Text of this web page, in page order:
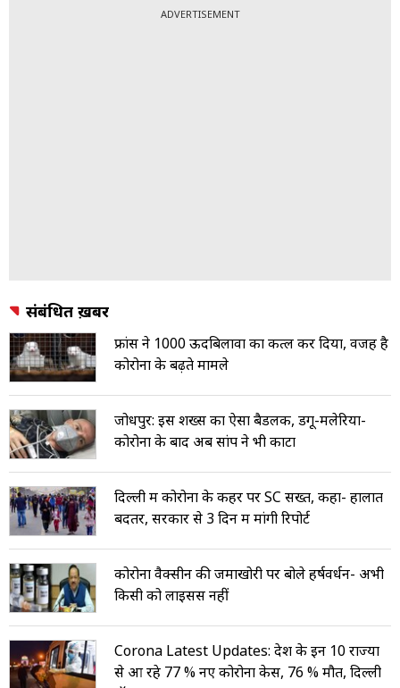
ADVERTISEMENT
संबंधित ख़बरें
फ्रांस ने 1000 ऊदबिलावों का कत्ल कर दिया, वजह है
कोरोना के बढ़ते मामले
जोधपुर: इस शख्स का ऐसा बैडलक, डेंगू-मलेरिया-
कोरोना के बाद अब सांप ने भी काटा
दिल्ली में कोरोना के कहर पर SC सख्त, कहा- हालात
बदतर, सरकार से 3 दिन में मांगी रिपोर्ट
कोरोना वैक्सीन की जमाखोरी पर बोले हर्षवर्धन- अभी
किसी को लाइसेंस नहीं
Corona Latest Updates: देश के इन 10 राज्यों
से आ रहे 77 % नए कोरोना केस, 76 % मौतें, दिल्ली